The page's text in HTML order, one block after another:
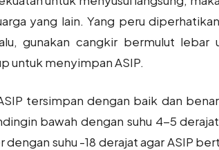
yang lain. Yang peru
gunakan cangkir bermulut lebar
untuk menyimpan ASIP.
tersimpan dengan baik dan
bawah dengan suhu 4-5
suhu -18 derajat agar ASIP